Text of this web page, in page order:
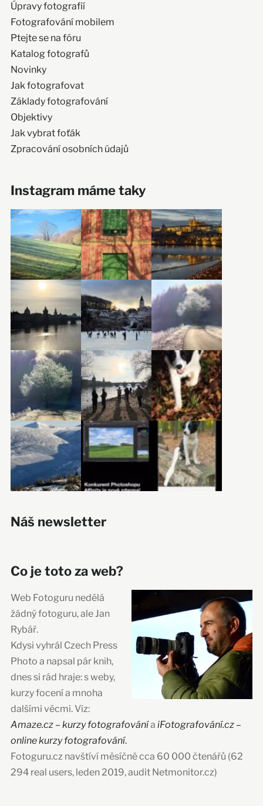
Úpravy fotografií
Fotografování mobilem
Ptejte se na fóru
Katalog fotografů
Novinky
Jak fotografovat
Základy fotografování
Objektivy
Jak vybrat foťák
Zpracování osobních údajů
Instagram máme taky
Náš newsletter
Co je toto za web?
Web Fotoguru nedělá
žádný fotoguru, ale Jan
Rybář.
Kdysi vyhrál Czech Press
Photo a napsal pár knih,
dnes si rád hraje: s weby,
kurzy focení a mnoha
dalšími věcmi. Viz:
Amaze.cz – kurzy fotografovánía iFotografování.cz –
online kurzy fotografování.
Fotoguru.cz navštíví měsíčně cca 60 000 čtenářů (62
294 real users, leden 2019, audit Netmonitor.cz)